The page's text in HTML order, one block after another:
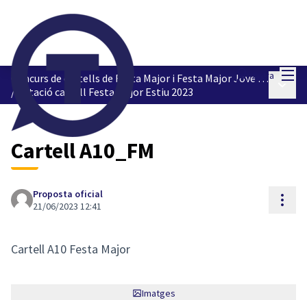
Entra
Concurs de cartells de Festa Major i Festa Major Jove 2023
/
Votació cartell Festa Major Estiu 2023
Cartell A10_FM
Proposta oficial
21/06/2023 12:41
Cartell A10 Festa Major
Imatges